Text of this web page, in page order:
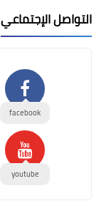
التواصل الإجتماعي
facebook
youtube